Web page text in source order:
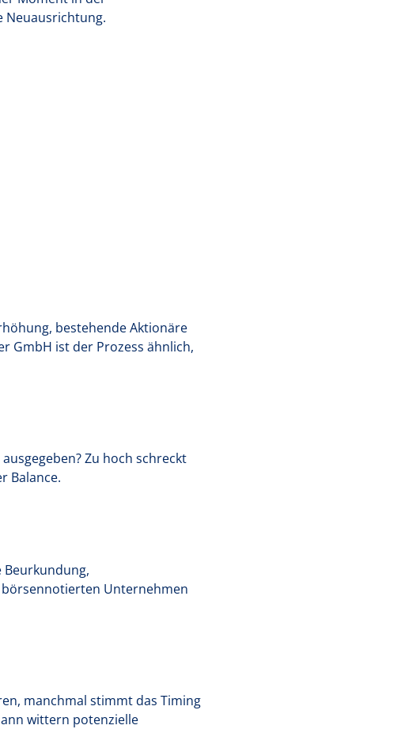
Neuausrichtung.
bestehende Aktionäre
GmbH ist der Prozess ähnlich,
Zu hoch schreckt
Balance.
börsennotierten Unternehmen
manchmal stimmt das Timing
wittern potenzielle